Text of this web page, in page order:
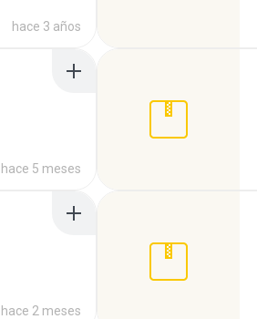
hace 3 años
hace 5 meses
hace 2 meses